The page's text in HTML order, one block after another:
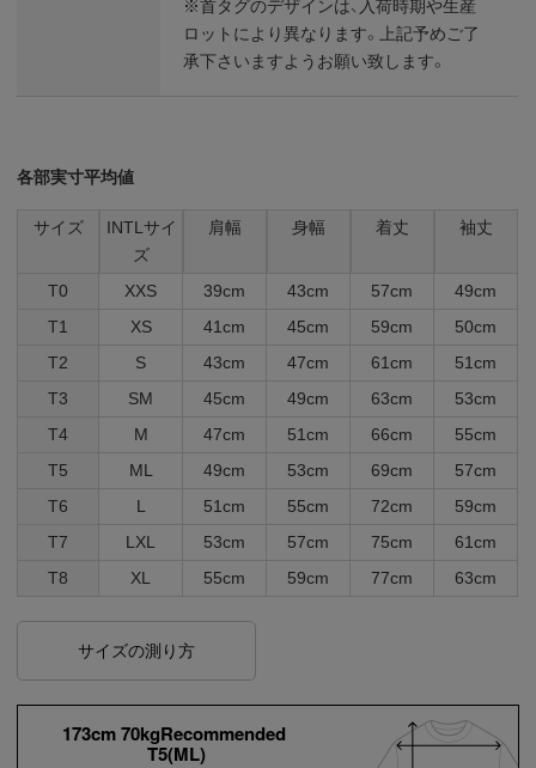
※首タグのデザインは、入荷時期や生産
ロットにより異なります。上記予めご了
承下さいますようお願い致します。
各部実寸平均値
サイズ
INTLサイ
ズ
肩幅 身幅 着丈 袖丈
T0 XXS 39cm 43cm 57cm
49cm
T1
XS 41cm 45cm 59cm
50cm
T2
S 43cm 47cm 61cm
51cm
T3
SM 45cm 49cm 63cm
53cm
T4
M 47cm 51cm 66cm
55cm
T5
ML 49cm 53cm 69cm
57cm
T6
L 51cm 55cm 72cm
59cm
T7
LXL 53cm 57cm 75cm
61cm
T8
XL 55cm 59cm 77cm 63cm
サイズの測り方
173cm 70kgRecommended
T5(ML)